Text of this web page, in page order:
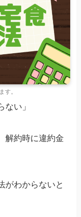
す。
ない」
解約時に違約金
がわからないと